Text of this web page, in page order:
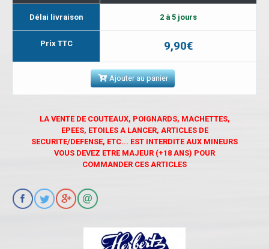
Délai livraison 2 à 5 jours
Prix TTC 9,90€
Ajouter au panier
LA VENTE DE COUTEAUX, POIGNARDS, MACHETTES,
EPEES, ETOILES A LANCER, ARTICLES DE
SECURITE/DEFENSE, ETC... EST INTERDITE AUX MINEURS
VOUS DEVEZ ETRE MAJEUR (+18 ANS) POUR
COMMANDER CES ARTICLES